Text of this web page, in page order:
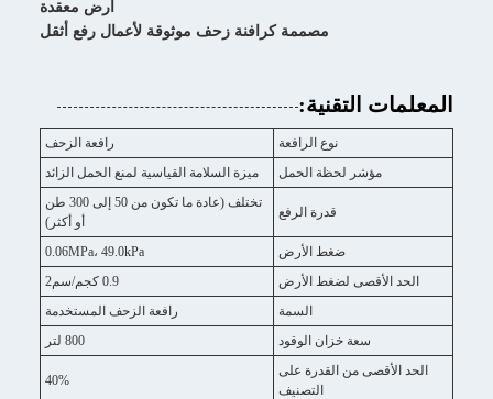
أرض معقدة
مصممة كرافنة زحف موثوقة لأعمال رفع أثقل
المعلمات التقنية:
نوع الرافعة
رافعة الزحف
مؤشر لحظة الحمل
ميزة السلامة القياسية لمنع الحمل الزائد
قدرة الرفع
تختلف (عادة ما تكون من 50 إلى 300 طن
أو أكثر)
ضغط الأرض
0.06MPa، 49.0kPa
الحد الأقصى لضغط الأرض
0.9 كجم/سم2
السمة
رافعة الزحف المستخدمة
سعة خزان الوقود
800 لتر
الحد الأقصى من القدرة على
التصنيف
40%